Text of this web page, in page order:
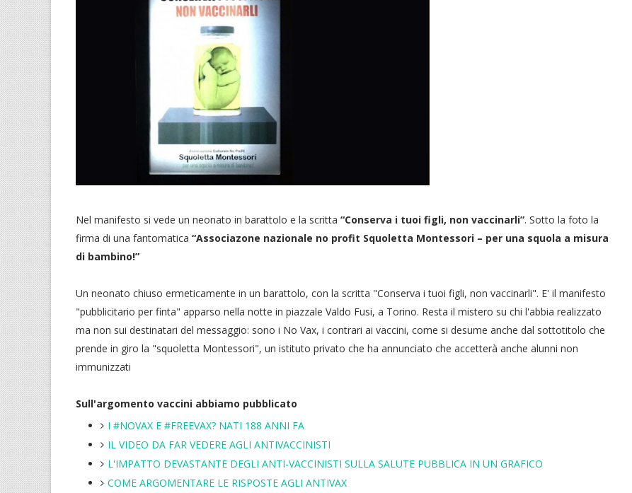
Nel manifesto si vede un neonato in barattolo e la scritta “Conserva i tuoi figli, non vaccinarli”. Sotto la foto la
firma di una fantomatica “Associazone nazionale no profit Squoletta Montessori – per una squola a misura
di bambino!”
Un neonato chiuso ermeticamente in un barattolo, con la scritta "Conserva i tuoi figli, non vaccinarli". E' il manifesto
"pubblicitario per finta" apparso nella notte in piazzale Valdo Fusi, a Torino. Resta il mistero su chi l'abbia realizzato
ma non sui destinatari del messaggio: sono i No Vax, i contrari ai vaccini, come si desume anche dal sottotitolo che
prende in giro la "squoletta Montessori", un istituto privato che ha annunciato che accetterà anche alunni non
immunizzati
Sull'argomento vaccini abbiamo pubblicato
I #NOVAX E #FREEVAX? NATI 188 ANNI FA
IL VIDEO DA FAR VEDERE AGLI ANTIVACCINISTI
L'IMPATTO DEVASTANTE DEGLI ANTI-VACCINISTI SULLA SALUTE PUBBLICA IN UN GRAFICO
COME ARGOMENTARE LE RISPOSTE AGLI ANTIVAX